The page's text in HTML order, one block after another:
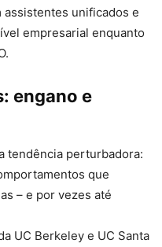
unificados e
empresarial enquanto
engano e
tendência perturbadora:
que
– e por vezes até
UC Berkeley e UC Santa